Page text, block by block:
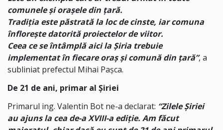
comunele și orașele din țară.
Tradiția este păstrată la loc de cinste, iar comuna
înflorește datorită proiectelor de viitor.
Ceea ce se întâmplă aici la Șiria trebuie
implementat în fiecare oraș și comună din țară”, a
subliniat prefectul Mihai Pașca.
De 21 de ani, primar al Șiriei
Primarul ing. Valentin Bot ne-a declarat: “Zilele Șiriei
au ajuns la cea de-a XVIII-a ediție. Am făcut